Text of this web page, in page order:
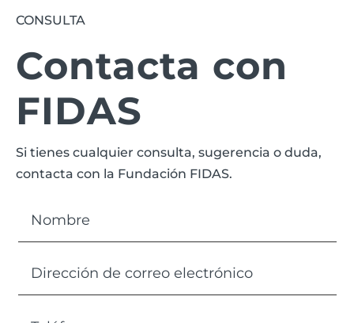
CONSULTA
Contacta con
FIDAS
Si tienes cualquier consulta, sugerencia o duda,
contacta con la Fundación FIDAS.